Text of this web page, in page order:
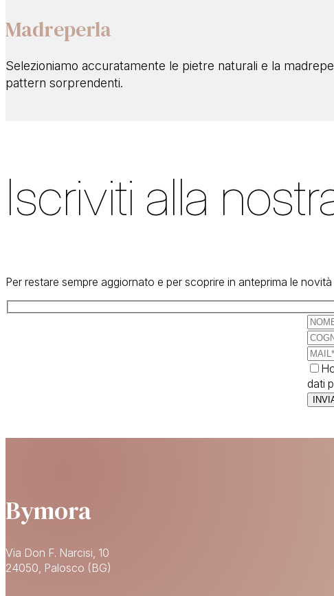
Madreperla
Selezioniamo accuratamente le pietre naturali e la
pattern sorprendenti.
Iscriviti alla
Per restare sempre aggiornato e per scoprire in anteprima le
dati
Bymora
Via Don F. Narcisi, 10
24050, Palosco (BG)